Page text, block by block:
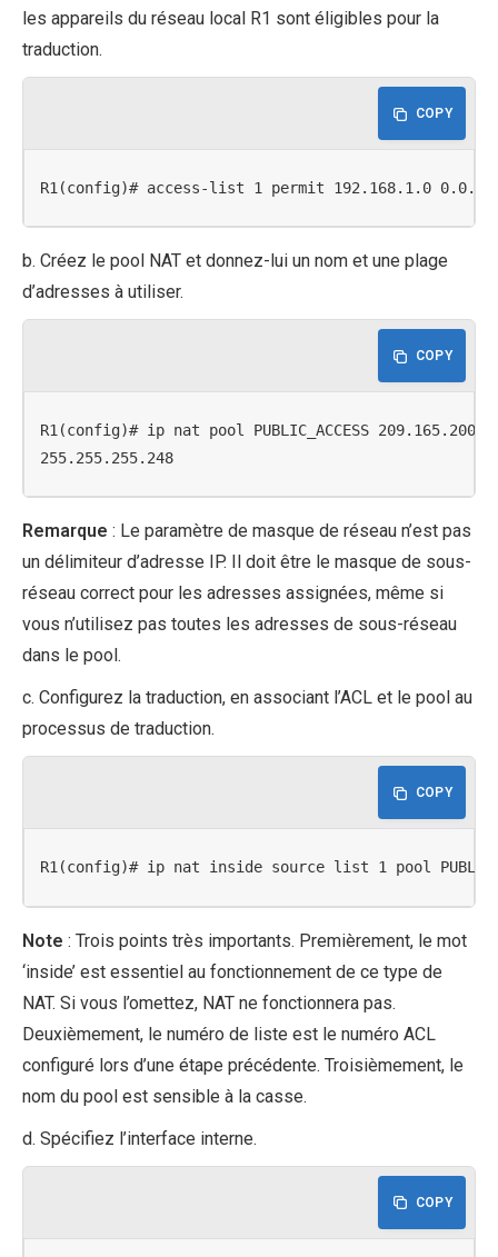
les appareils du réseau local R1 sont éligibles pour la
traduction.
COPY
R1(config)# access-list 1 permit 192.168.1.0
b. Créez le pool NAT et donnez-lui un nom et une plage
d’adresses à utiliser.
COPY
R1(config)# ip nat pool PUBLIC_ACCESS
255.255.255.248
Remarque : Le paramètre de masque de réseau n’est pas
un délimiteur d’adresse IP. Il doit être le masque de sous-
réseau correct pour les adresses assignées, même si
vous n’utilisez pas toutes les adresses de sous-réseau
dans le pool.
c. Configurez la traduction, en associant l’ACL et le pool au
processus de traduction.
COPY
R1(config)# ip nat inside source list 1 pool
Note : Trois points très importants. Premièrement, le mot
‘inside’ est essentiel au fonctionnement de ce type de
NAT. Si vous l’omettez, NAT ne fonctionnera pas.
Deuxièmement, le numéro de liste est le numéro ACL
configuré lors d’une étape précédente. Troisièmement, le
nom du pool est sensible à la casse.
d. Spécifiez l’interface interne.
COPY